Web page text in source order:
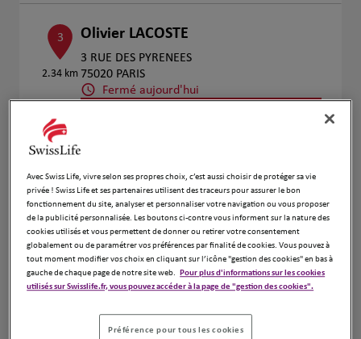
3
2.34 km
Olivier LACOSTE
3 RUE DES PYRENEES
75020 PARIS
Fermé aujourd'hui
4 Assurances Laurent Guillet
65 Boulevard Picpus
75012 Paris
Fermé aujourd'hui
Numéro
Voir plus
Avec Swiss Life, vivre selon ses propres choix, c’est aussi choisir de protéger sa vie
privée ! Swiss Life et ses partenaires utilisent des traceurs pour assurer le bon
fonctionnement du site, analyser et personnaliser votre navigation ou vous proposer
de la publicité personnalisée. Les boutons ci-contre vous informent sur la nature des
cookies utilisés et vous permettent de donner ou retirer votre consentement
globalement ou de paramétrer vos préférences par finalité de cookies. Vous pouvez à
tout moment modifier vos choix en cliquant sur l’icône "gestion des cookies" en bas à
gauche de chaque page de notre site web.
Pour plus d'informations sur les cookies
utilisés sur Swisslife.fr, vous pouvez accéder à la page de "gestion des cookies".
Préférence pour tous les cookies